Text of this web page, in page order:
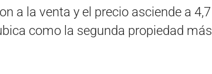
a la venta y el precio asciende a 4,7
como la segunda propiedad más